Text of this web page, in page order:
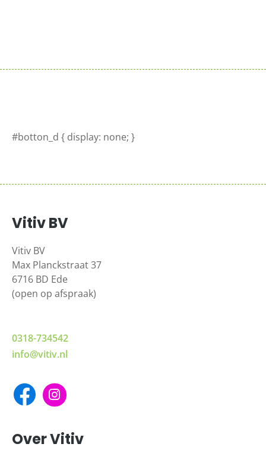
#botton_d { display: none; }
Vitiv BV
Vitiv BV
Max Planckstraat 37
6716 BD Ede
(open op afspraak)
0318-734542
info@vitiv.nl
Over Vitiv